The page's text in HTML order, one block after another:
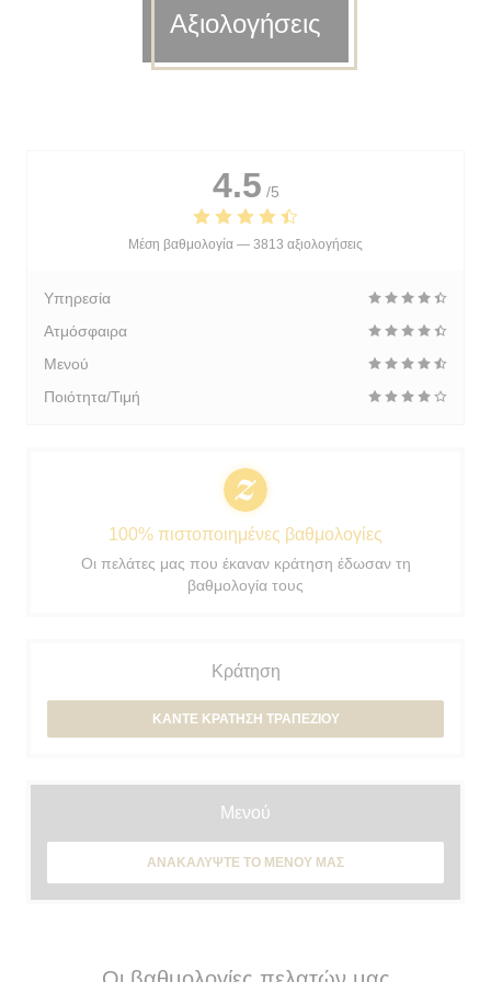
Αξιολογήσεις
4.5 /5
Μέση βαθμολογία — 3813 αξιολογήσεις
Υπηρεσία
Ατμόσφαιρα
Μενού
Ποιότητα/Τιμή
100% πιστοποιημένες βαθμολογίες
Οι πελάτες μας που έκαναν κράτηση έδωσαν τη
βαθμολογία τους
Κράτηση
ΚΆΝΤΕ ΚΡΆΤΗΣΗ ΤΡΑΠΕΖΙΟΎ
Μενού
ΑΝΑΚΑΛΎΨΤΕ ΤΟ ΜΕΝΟΎ ΜΑΣ